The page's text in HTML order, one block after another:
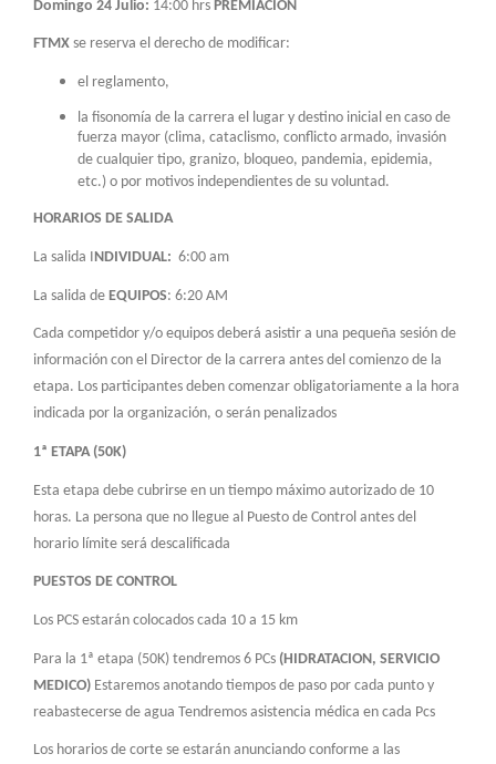
Domingo 24 Julio: 14:00 hrs PREMIACION
FTMX se reserva el derecho de modificar:
el reglamento,
la fisonomía de la carrera el lugar y destino inicial en caso de
fuerza mayor (clima, cataclismo, conflicto armado, invasión
de cualquier tipo, granizo, bloqueo, pandemia, epidemia,
etc.) o por motivos independientes de su voluntad.
HORARIOS DE SALIDA
La salida I NDIVIDUAL: 6:00 am
La salida de EQUIPOS: 6:20 AM
Cada competidor y/o equipos deberá asistir a una pequeña sesión de
información con el Director de la carrera antes del comienzo de la
etapa. Los participantes deben comenzar obligatoriamente a la hora
indicada por la organización, o serán penalizados
1ª ETAPA (50K)
Esta etapa debe cubrirse en un tiempo máximo autorizado de 10
horas. La persona que no llegue al Puesto de Control antes del
horario límite será descalificada
PUESTOS DE CONTROL
Los PCS estarán colocados cada 10 a 15 km
Para la 1ª etapa (50K) tendremos 6 PCs (HIDRATACION, SERVICIO
MEDICO) Estaremos anotando tiempos de paso por cada punto y
reabastecerse de agua Tendremos asistencia médica en cada Pcs
Los horarios de corte se estarán anunciando conforme a las